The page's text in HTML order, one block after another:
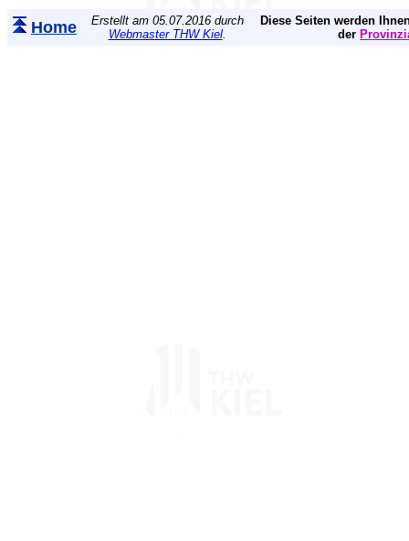
Home
Erstellt am 05.07.2016 durch
Webmaster THW Kiel.
Diese Seiten werden
der